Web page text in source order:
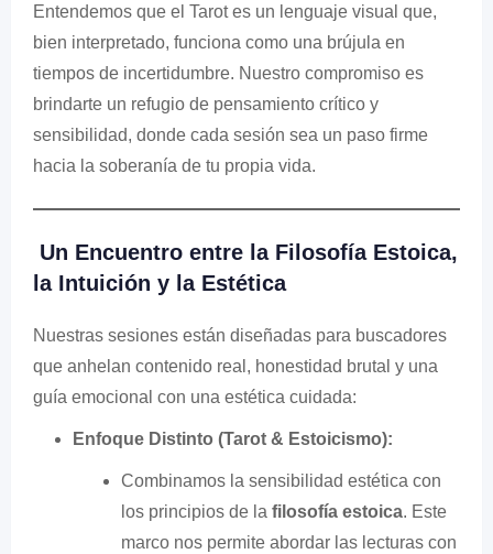
Entendemos que el Tarot es un lenguaje visual que,
bien interpretado, funciona como una brújula en
tiempos de incertidumbre. Nuestro compromiso es
brindarte un refugio de pensamiento crítico y
sensibilidad, donde cada sesión sea un paso firme
hacia la soberanía de tu propia vida.
Un Encuentro entre la Filosofía Estoica,
la Intuición y la Estética
Nuestras sesiones están diseñadas para buscadores
que anhelan contenido real, honestidad brutal y una
guía emocional con una estética cuidada:
Enfoque Distinto (Tarot & Estoicismo):
Combinamos la sensibilidad estética con
los principios de la filosofía estoica. Este
marco nos permite abordar las lecturas con